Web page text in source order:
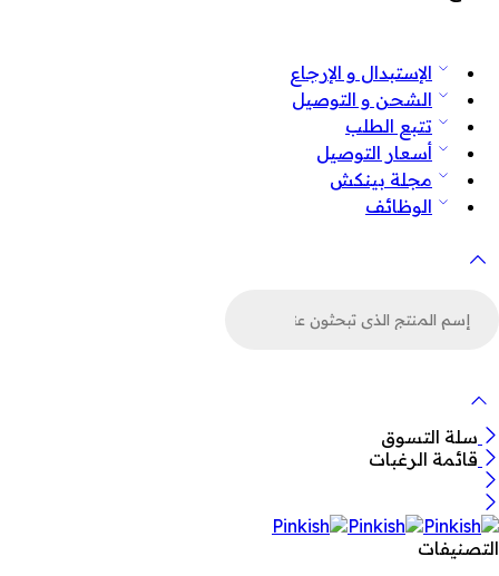
الإستبدال و الإرجاع
الشحن و التوصيل
تتبع الطلب
أسعار التوصيل
مجلة بينكش
الوظائف
سلة التسوق
قائمة الرغبات
التصنيفات